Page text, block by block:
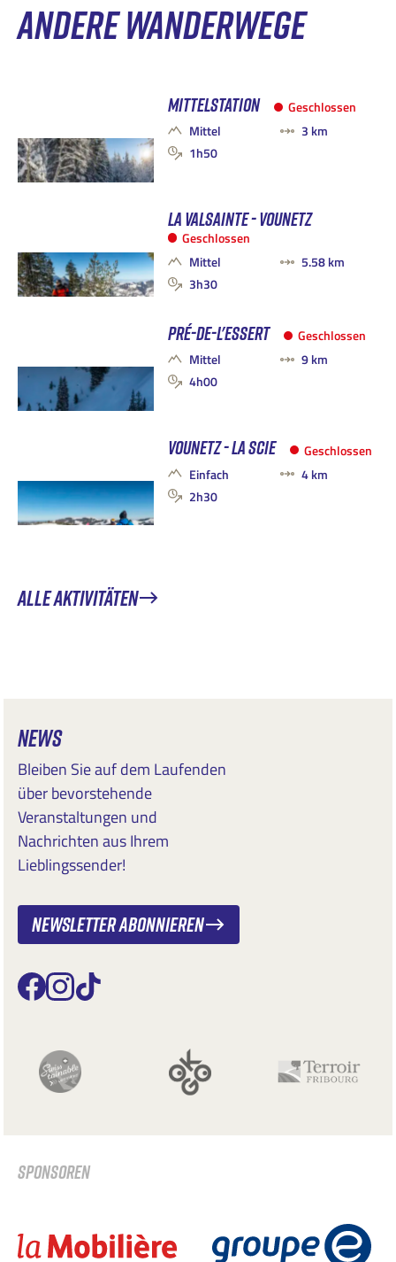
ANDERE WANDERWEGE
MITTELSTATION
Geschlossen
Mittel
3 km
1h50
LA VALSAINTE - VOUNETZ
Geschlossen
Mittel
5.58 km
3h30
PRÉ-DE-L'ESSERT
Geschlossen
Mittel
9 km
4h00
VOUNETZ - LA SCIE
Geschlossen
Einfach
4 km
2h30
ALLE AKTIVITÄTEN
NEWS
Bleiben Sie auf dem Laufenden
über bevorstehende
Veranstaltungen und
Nachrichten aus Ihrem
Lieblingssender!
Newsletter abonnieren
SPONSOREN